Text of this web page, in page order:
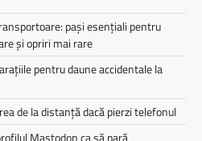
pași esențiali pentru
și opriri mai rare
pentru daune accidentale la
de la distanță dacă pierzi telefonul
Mastodon ca să pară